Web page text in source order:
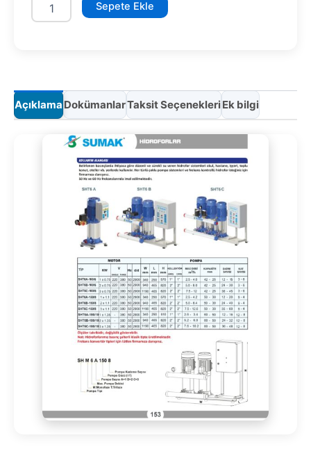
150/8
Sepete Ekle
Açıklama DokümanlarTaksit SeçenekleriEk bilgi